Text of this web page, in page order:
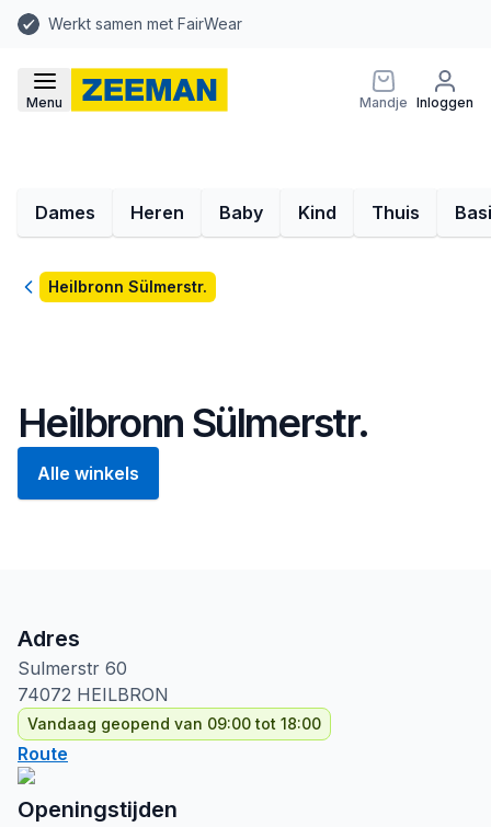
Werkt samen met FairWear
Menu Mandje Inloggen
Dames Heren Baby Kind Thuis
TerugHeilbronn Sülmerstr.
Heilbronn Sülmerstr.
Alle winkels
Adres
Sulmerstr 60
74072 HEILBRON
Vandaag geopend van 09:00 tot 18:00
Route
Openingstijden